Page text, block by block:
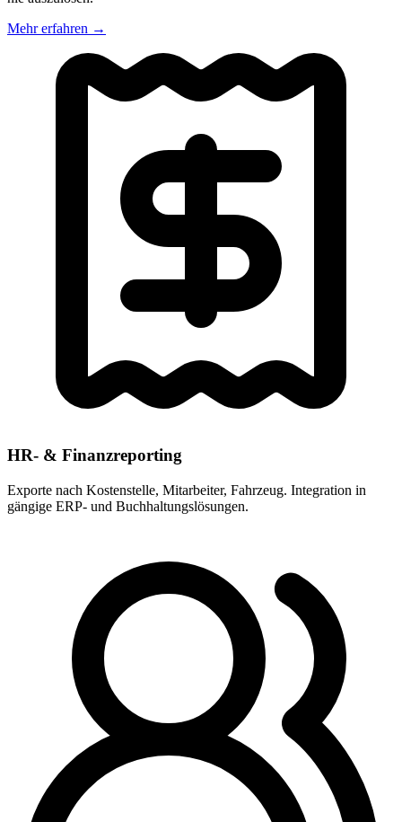
Mehr erfahren →
HR- & Finanzreporting
Exporte nach Kostenstelle, Mitarbeiter, Fahrzeug. Integration in
gängige ERP- und Buchhaltungslösungen.